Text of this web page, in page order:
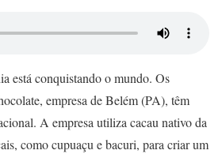
está conquistando o mundo. Os
empresa de Belém (PA), têm
A empresa utiliza cacau nativo da
como cupuaçu e bacuri, para criar um